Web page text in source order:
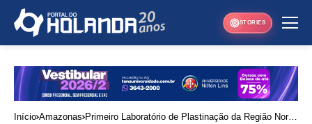
STORIES
Início Amazonas Primeiro Laboratório de Plastinação da Região Norte